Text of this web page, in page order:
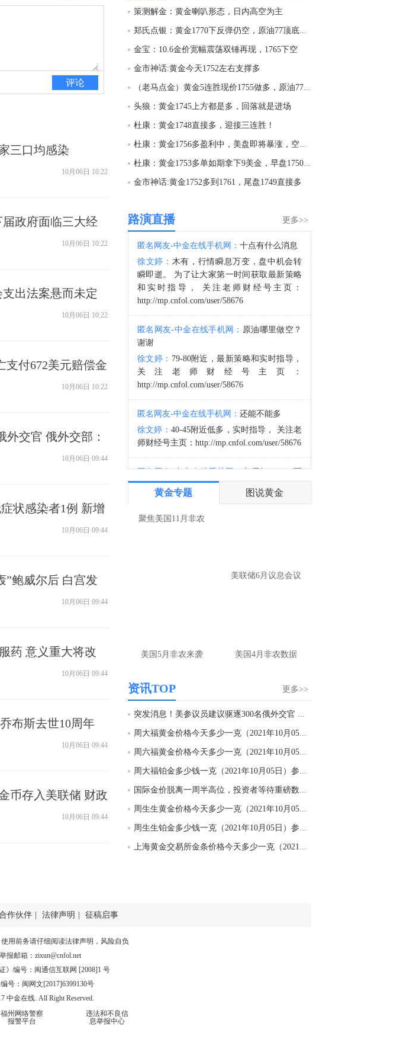
评论
三口均感染
10月06日 10:22
政府面临三大经
10月06日 10:22
出法案悬而未定
10月06日 10:22
支付672美元赔偿金
10月06日 10:22
交官 俄外交部：
关闭所有美国驻俄
10月06日 09:44
状感染者1例 新增
10月06日 09:44
”鲍威尔后 白宫发
信心
10月06日 09:44
药 意义重大将改
10月06日 09:44
布斯去世10周年
10月06日 09:44
币存入美联储 财政
不能靠自己支付债
10月06日 09:44
19:27:33
金十数据8月9日讯，当地时间9日，据伊朗方面消息，穆赫辛·雷扎伊已加入伊朗最高国家安全委员会，担任伊朗最高领袖、武装力量最高统帅穆杰塔巴·哈梅内伊在该委员会的代表。（央视新闻）
19:18:42
金十数据8月9日讯，据伊朗国家电视台报道，在伊朗总统佩泽希齐扬开启第三个任期之际，最高领袖穆杰塔巴与其举行了会晤。双方就国家面临的诸多挑战进行了广泛讨论，包括民众生计需求、正在进行的第三次侵略战争、未来前景、军事发展以及与外国伙伴的经济往来。
策测解金：黄金喇叭形态，日内高空为主
郑氏点银：黄金1770下反弹仍空，原油77顶底成支撑
金宝：10.6金价宽幅震荡双锤再现，1765下空
金市神话:黄金今天1752左右支撑多
（老马点金）黄金5连胜现价1755做多，原油77.6做多。
头狼：黄金1745上方都是多，回落就是进场
杜康：黄金1748直接多，迎接三连胜！
杜康：黄金1756多盈利中，美盘即将暴涨，空仓者抓紧了！
杜康：黄金1753多单如期拿下9美金，早盘1750继续多！
金市神话:黄金1752多到1761，尾盘1749直接多
更多>>
路演直播
匿名网友-中金在线手机网： 十点有什么消息
徐文婷： 木有，行情瞬息万变，盘中机会转
瞬即逝。 为了让大家第一时间获取最新策略
和实时指导， 关注老师财经号主页：
http://mp.cnfol.com/user/58676
匿名网友-中金在线手机网： 原油哪里做空？
谢谢
徐文婷： 79-80附近，最新策略和实时指导，
关注老师财经号主页：
http://mp.cnfol.com/user/58676
匿名网友-中金在线手机网： 还能不能多
徐文婷： 40-45附近低多，实时指导， 关注老
师财经号主页：http://mp.cnfol.com/user/58676
匿名网友-中金在线手机网：老师好，4345可
以多吗？
让大家第一时间获取最新策略和实时指
匿名网友-中金在线手机网：
黄金多，看到什
徐文婷：
时指导， 关注老师财经号主页：
http://mp.cnfol.com/user/58676
匿名网友-中金在线手机网：止损多少 老师
徐文婷：7美金
度。70一50？。
徐文婷：带上止损博弈，实时指导， 关注老
师财经号主页：http://mp.cnfol.com/user/58676
匿名网友-中金在线手机网：老师好，金现在
黄金专题 图说黄金
聚焦美国11月非农
美联储6月议息会议
美国5月非农来袭 美国4月非农数据
更多>>
资讯TOP
突发消息！美参议员建议驱逐300名俄外交官 俄外...
周大福黄金价格今天多少一克（2021年10月05日）
周六福黄金价格今天多少一克（2021年10月05日）...
周大福铂金多少钱一克（2021年10月05日）参考价...
国际金价脱离一周半高位，投资者等待重磅数据出...
周生生黄金价格今天多少一克（2021年10月05日）
周生生铂金多少钱一克（2021年10月05日）参考价...
上海黄金交易所金条价格今天多少一克（2021年10...
作伙伴 法律声明 征稿启事
用前务请仔细阅读法律声明 ，风险自负
报邮箱： zixun@cnfol.net
编号：闽通信互联网 [2008]1 号
号：闽网文[2017]6399130号
中金在线. All Right Reserved.
福州网络警察
报警平台
违法和不良信
息举报中心